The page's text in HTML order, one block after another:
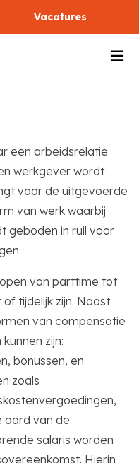
Vacatures
een arbeidsrelatie
werkgever wordt
voor de uitgevoerde
van werk waarbij
geboden in ruil voor
van parttime tot
tijdelijk zijn. Naast
van compensatie
zijn:
bonussen, en
zoals
aard van de
salaris worden
Hierin